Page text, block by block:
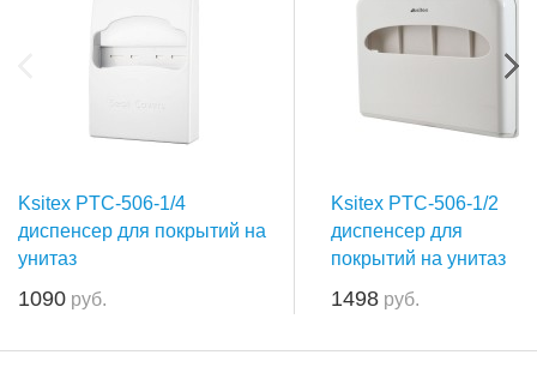
Ksitex PTC-506-1/4
диспенсер для покрытий на
унитаз
1090 руб.
Ksitex PTC-506-1/2
диспенсер для
покрытий на унитаз
1498 руб.